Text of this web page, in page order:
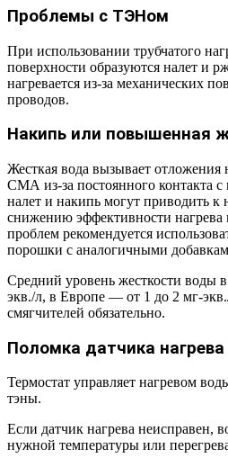
Проблемы с ТЭНом
При использовании трубчатого
поверхности образуются налет и
нагревается из-за механических
проводов.
Накипь или повышенная
Жесткая вода вызывает отложения
СМА из-за постоянного контакта
налет и накипь могут приводить к
снижению эффективности
проблем рекомендуется
порошки с аналогичными
Средний уровень жесткости воды
экв./л, в Европе — от 1 до 2 мг-
смягчителей обязательно.
Поломка датчика нагрева
Термостат управляет нагревом
тэны.
Если датчик нагрева неисправен,
нужной температуры или